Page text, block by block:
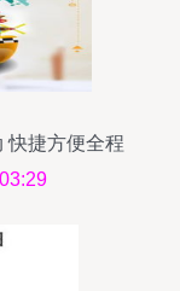
快捷方便全程